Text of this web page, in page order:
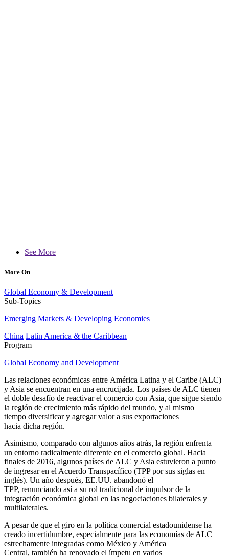
See More
More On
Global Economy & Development
Sub-Topics
Emerging Markets & Developing Economies
China Latin America & the Caribbean
Program
Global Economy and Development
Las relaciones económicas entre América Latina y el Caribe (ALC)
y Asia se encuentran en una encrucijada. Los países de ALC tienen
el doble desafío de reactivar el comercio con Asia, que sigue siendo
la región de crecimiento más rápido del mundo, y al mismo
tiempo diversificar y agregar valor a sus exportaciones
hacia dicha región.
Asimismo, comparado con algunos años atrás, la región enfrenta
un entorno radicalmente diferente en el comercio global. Hacia
finales de 2016, algunos países de ALC y Asia estuvieron a punto
de ingresar en el Acuerdo Transpacífico (TPP por sus siglas en
inglés). Un año después, EE.UU. abandonó el
TPP, renunciando así a su rol tradicional de impulsor de la
integración económica global en las negociaciones bilaterales y
multilaterales.
A pesar de que el giro en la política comercial estadounidense ha
creado incertidumbre, especialmente para las economías de ALC
estrechamente integradas como México y América
Central, también ha renovado el ímpetu en varios